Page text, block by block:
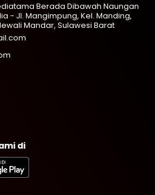
Berada Dibawah Naungan
- Jl. Mangimpung, Kel. Manding,
Mandar, Sulawesi Barat
di